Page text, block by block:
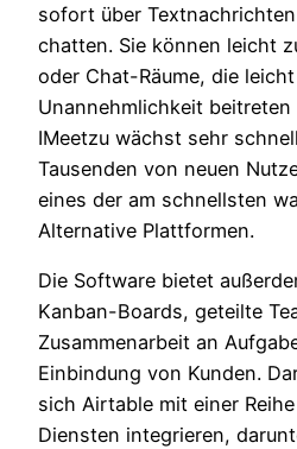
sofort über
chatten. Sie können leicht
oder Chat-Räume, die
Unannehmlichkeit
IMeetzu wächst sehr
Tausenden von neuen
eines der am schnellsten
Alternative Plattformen.
Die Software bietet
Kanban-Boards, geteilte
Zusammenarbeit an
Einbindung von Kunden.
sich Airtable mit einer
Diensten integrieren,